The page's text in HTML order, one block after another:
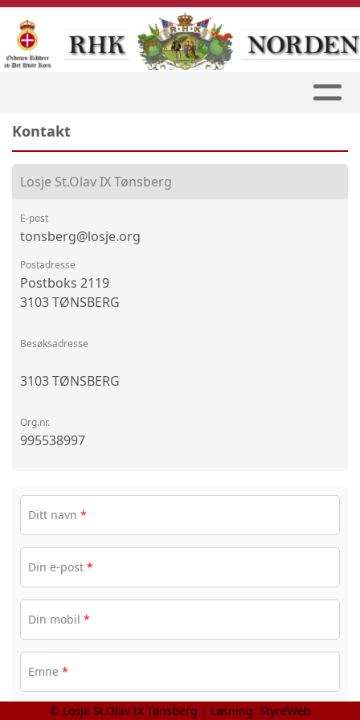
Kontakt
Losje St.Olav IX Tønsberg
E-post
tonsberg@losje.org
Postadresse
Postboks 2119
3103 TØNSBERG
Besøksadresse
3103 TØNSBERG
Org.nr.
995538997
Ditt navn *
Din e-post *
Din mobil *
Emne *
© Losje St.Olav IX Tønsberg | Løsning: StyreWeb